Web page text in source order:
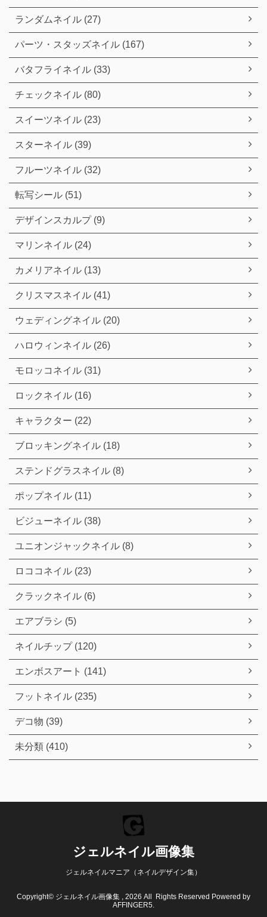
ランダムネイル (27)
パーツ・スタッズネイル (167)
バタフライネイル (33)
チェックネイル (80)
スイーツネイル (23)
スターネイル (39)
フルーツネイル (32)
転写シール (51)
デザインスカルプ (9)
マリンネイル (24)
カメリアネイル (13)
クリスマスネイル (41)
ウェディングネイル (20)
ハロウィンネイル (26)
モロッコネイル (31)
ロックネイル (16)
キャラクター (22)
ブロッキングネイル (18)
ステンドグラスネイル (8)
ポップネイル (11)
ビジューネイル (38)
ユニオンジャックネイル (8)
ロココネイル (23)
クラックネイル (6)
エアブラシ (5)
ネイルチップ (120)
エンボスアート (141)
フットネイル (235)
デコ物 (39)
未分類 (410)
ジェルネイル画像集
ジェルネイルマニア（ネイルデザイン集）
Copyright© ジェルネイル画像集 , 2026 All Rights Reserved Powered by
AFFINGER5